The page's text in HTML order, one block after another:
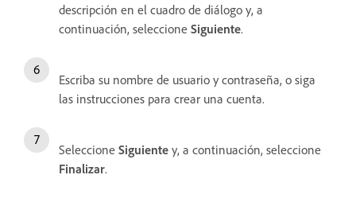
descripción en el cuadro de diálogo y, a
continuación, seleccione Siguiente.
Escriba su nombre de usuario y contraseña, o siga
las instrucciones para crear una cuenta.
Seleccione Siguiente y, a continuación, seleccione
Finalizar.